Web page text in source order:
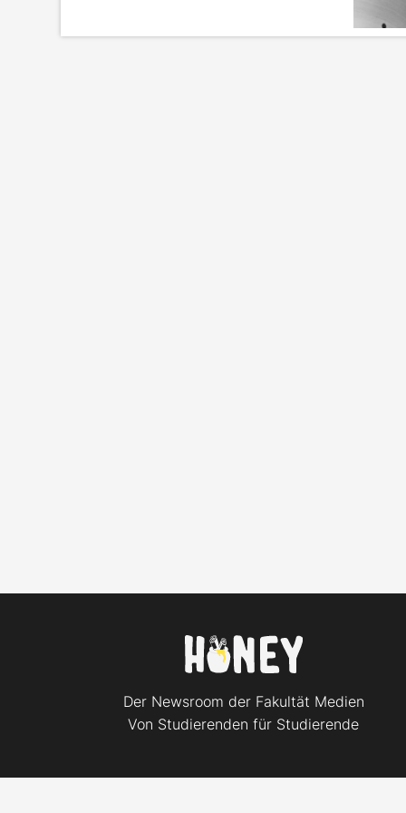
Der Newsroom der Fakultät Medien
Von Studierenden für Studierende